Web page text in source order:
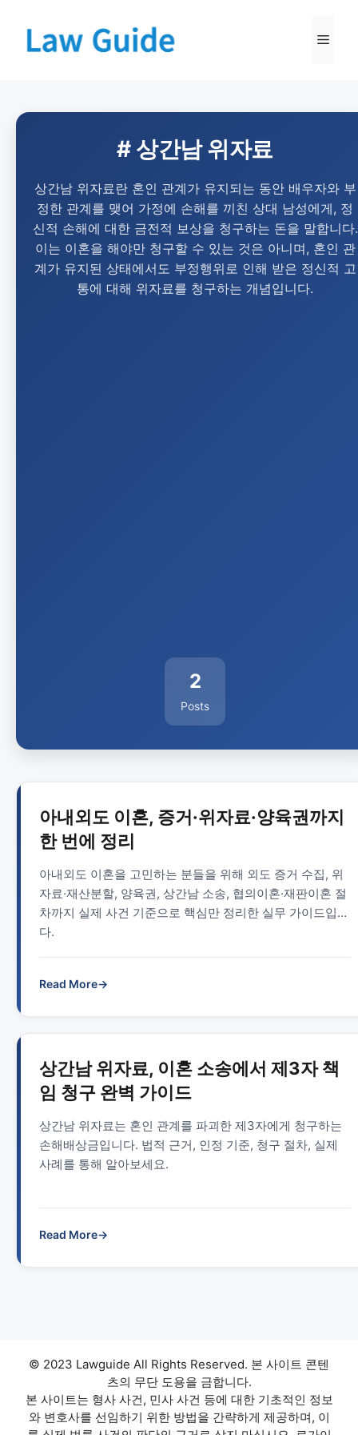
# 상간남 위자료
상간남 위자료란 혼인 관계가 유지되는 동안 배우자와 부
정한 관계를 맺어 가정에 손해를 끼친 상대 남성에게, 정
신적 손해에 대한 금전적 보상을 청구하는 돈을 말합니다.
이는 이혼을 해야만 청구할 수 있는 것은 아니며, 혼인 관
계가 유지된 상태에서도 부정행위로 인해 받은 정신적 고
통에 대해 위자료를 청구하는 개념입니다.
2
Posts
아내외도 이혼, 증거·위자료·양육권까지
한 번에 정리
아내외도 이혼을 고민하는 분들을 위해 외도 증거 수집, 위
자료·재산분할, 양육권, 상간남 소송, 협의이혼·재판이혼 절
차까지 실제 사건 기준으로 핵심만 정리한 실무 가이드입니
다.
Read More→
상간남 위자료, 이혼 소송에서 제3자 책
임 청구 완벽 가이드
상간남 위자료는 혼인 관계를 파괴한 제3자에게 청구하는
손해배상금입니다. 법적 근거, 인정 기준, 청구 절차, 실제
사례를 통해 알아보세요.
Read More→
© 2023 Lawguide All Rights Reserved. 본 사이트 콘텐
츠의 무단 도용을 금합니다.
본 사이트는 형사 사건, 민사 사건 등에 대한 기초적인 정보
와 변호사를 선임하기 위한 방법을 간략하게 제공하며, 이